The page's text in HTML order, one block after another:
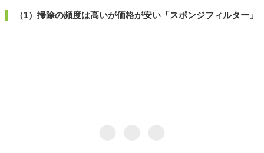
（1）掃除の頻度は高いが価格が安い「スポンジフィルター」